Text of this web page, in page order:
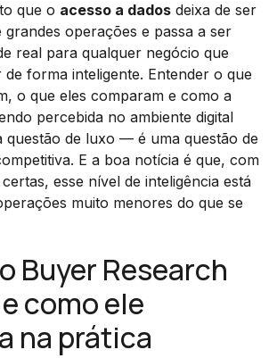
que o acesso a dados deixa de ser
grandes operações e passa a ser
real para qualquer negócio que
forma inteligente. Entender o que
o que eles comparam e como a
percebida no ambiente digital
questão de luxo — é uma questão de
E a boa notícia é que, com
esse nível de inteligência está
muito menores do que se
Buyer Research
como ele
na prática